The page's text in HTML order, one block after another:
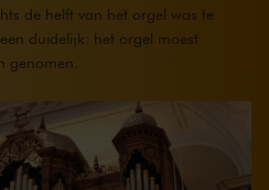
de helft van het orgel was te
duidelijk: het orgel moest
genomen.